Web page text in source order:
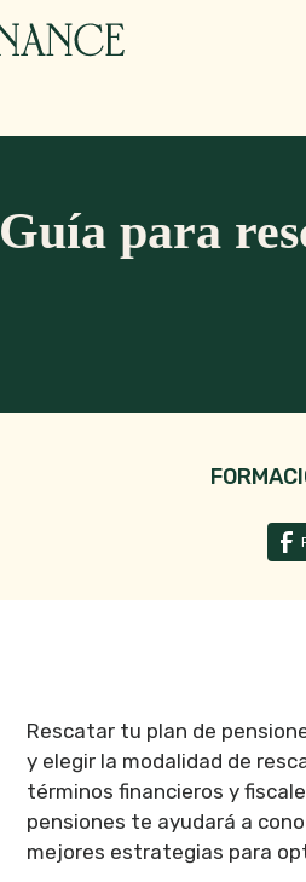
Guía para
Rescatar tu plan de
y elegir la modalidad de
términos financieros y
pensiones te ayudará a
mejores estrategias para